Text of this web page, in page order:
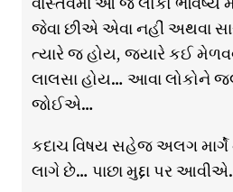
જેવા છીએ એવા નહીં અથવા
ત્યારે જ હોય, જ્યારે કઈ
લાલસા હોય… આવા લોકોને
જોઈએ…
કદાચ વિષય સહેજ અલગ
લાગે છે… પાછા મુદ્દા પર